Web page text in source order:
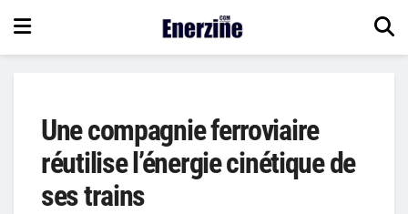
Une compagnie ferroviaire
réutilise l’énergie cinétique de
ses trains